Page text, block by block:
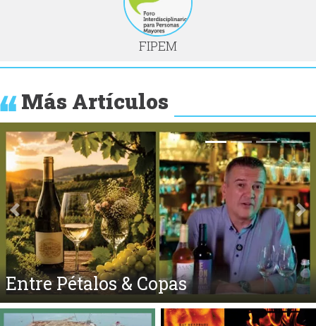
FIPEM
Más Artículos
El Ego y el Amor Extendidos
Anterior